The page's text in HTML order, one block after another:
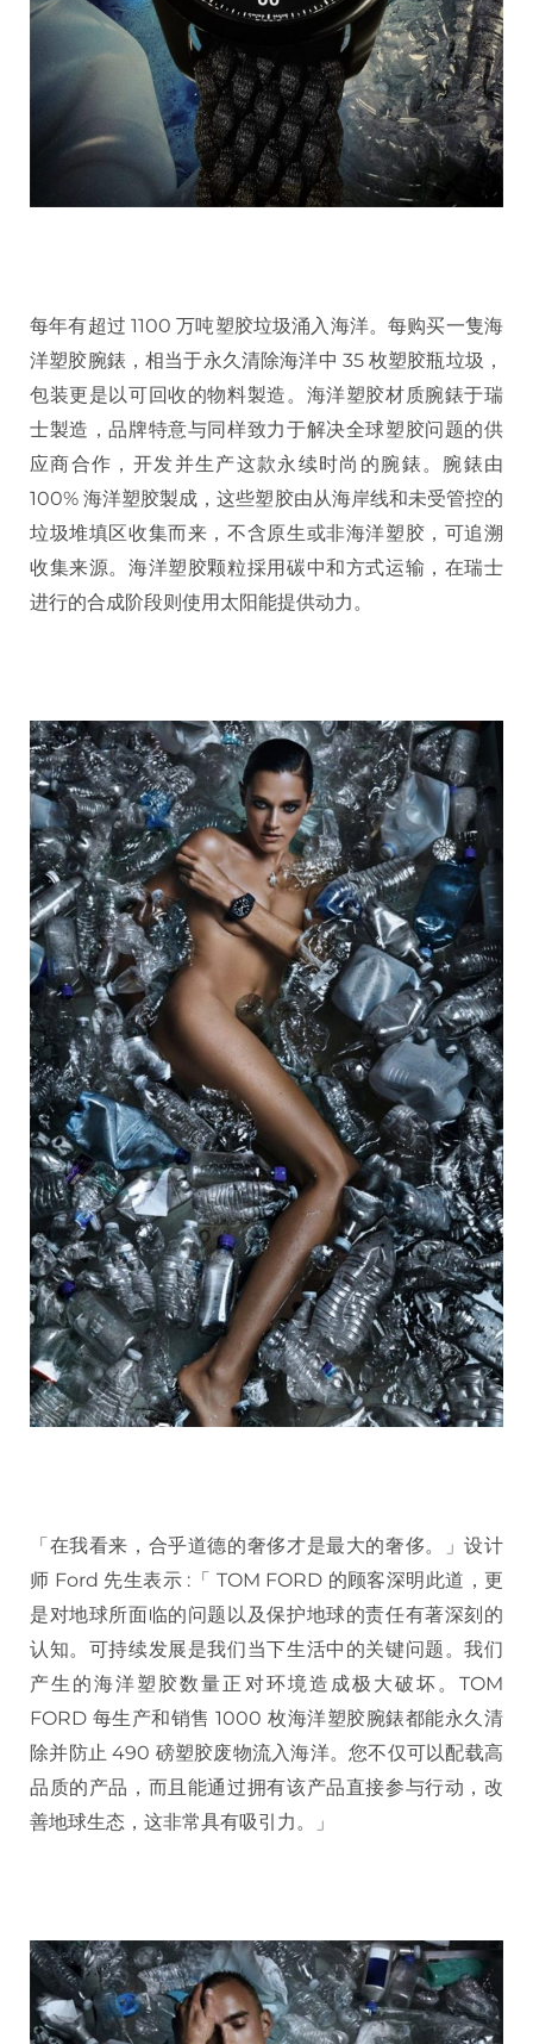
每年有超过 1100 万吨塑胶垃圾涌入海洋。每购买一隻海
洋塑胶腕錶，相当于永久清除海洋中 35 枚塑胶瓶垃圾，
包装更是以可回收的物料製造。海洋塑胶材质腕錶于瑞
士製造，品牌特意与同样致力于解决全球塑胶问题的供
应商合作，开发并生产这款永续时尚的腕錶。腕錶由
100% 海洋塑胶製成，这些塑胶由从海岸线和未受管控的
垃圾堆填区收集而来，不含原生或非海洋塑胶，可追溯
收集来源。海洋塑胶颗粒採用碳中和方式运输，在瑞士
进行的合成阶段则使用太阳能提供动力。
「在我看来，合乎道德的奢侈才是最大的奢侈。」设计
师 Ford 先生表示 :「 TOM FORD 的顾客深明此道，更
是对地球所面临的问题以及保护地球的责任有著深刻的
认知。可持续发展是我们当下生活中的关键问题。我们
产生的海洋塑胶数量正对环境造成极大破坏。TOM
FORD 每生产和销售 1000 枚海洋塑胶腕錶都能永久清
除并防止 490 磅塑胶废物流入海洋。您不仅可以配载高
品质的产品，而且能通过拥有该产品直接参与行动，改
善地球生态，这非常具有吸引力。」